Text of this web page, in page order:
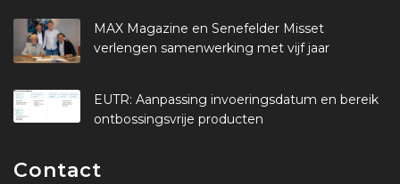
MAX Magazine en Senefelder Misset
verlengen samenwerking met vijf jaar
EUTR: Aanpassing invoeringsdatum en bereik
ontbossingsvrije producten
Contact